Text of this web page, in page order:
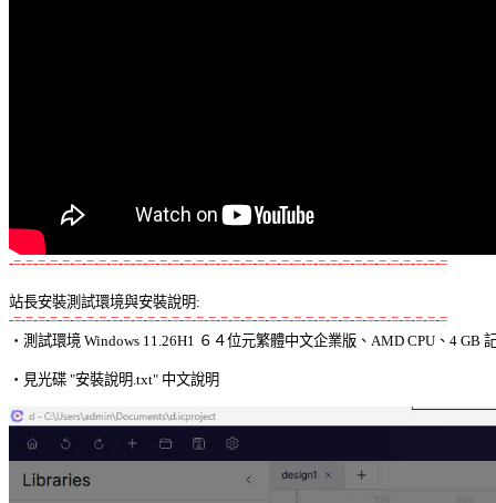
-=-=-=-=-=-=-=-=-=-=-=-=-=-=-=-=-=-=-=-=-=-=-=-=-=-=-=-=-=-=-=-=-=-=-=-=
站長安裝測試環境與安裝說明:
-=-=-=-=-=-=-=-=-=-=-=-=-=-=-=-=-=-=-=-=-=-=-=-=-=-=-=-=-=-=-=-=-=-=-=-=
‧測試環境 Windows 11.26H1 ６４位元繁體中文企業版、AMD CPU、4 GB
‧見光碟 "安裝說明.txt" 中文說明